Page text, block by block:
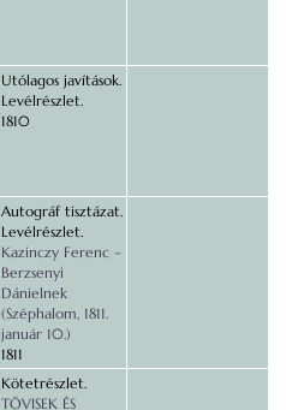
Utólagos javítások.
Levélrészlet.
1810
Autográf tisztázat.
Levélrészlet.
Kazinczy Ferenc –
Berzsenyi
Dánielnek
(Széphalom, 1811.
január 10.)
1811
Kötetrészlet.
TÖVISEK ÉS